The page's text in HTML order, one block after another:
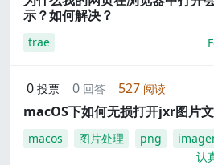
示？如何解决？
trae
0 投票 0 回答 527 阅读
macOS下如何无损打开jxr图片
macos 图片处理 png
认